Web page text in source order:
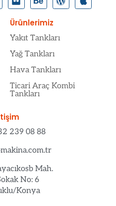
Ürünlerimiz
Yakıt Tankları
Yağ Tankları
Hava Tankları
Ticari Araç Kombi
Tankları
239 08 88
Mah.
No: 6
Konya